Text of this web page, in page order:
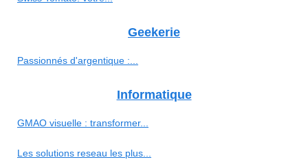
Geekerie
Passionnés d'argentique :...
Informatique
GMAO visuelle : transformer...
Les solutions reseau les plus...